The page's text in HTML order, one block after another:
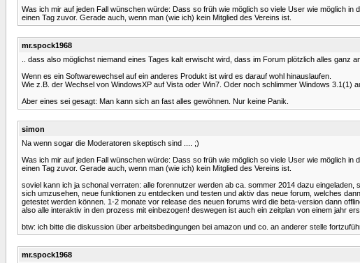
Was ich mir auf jeden Fall wünschen würde: Dass so früh wie möglich so viele User wie möglich
einen Tag zuvor. Gerade auch, wenn man (wie ich) kein Mitglied des Vereins ist.
mr.spock1968
.. dass also möglichst niemand eines Tages kalt erwischt wird, dass im Forum plötzlich alles ganz
Wenn es ein Softwarewechsel auf ein anderes Produkt ist wird es darauf wohl hinauslaufen.
Wie z.B. der Wechsel von WindowsXP auf Vista oder Win7. Oder noch schlimmer Windows 3.1(1)
Aber eines sei gesagt: Man kann sich an fast alles gewöhnen. Nur keine Panik.
simon
Na wenn sogar die Moderatoren skeptisch sind .... ;)
Was ich mir auf jeden Fall wünschen würde: Dass so früh wie möglich so viele User wie möglich
einen Tag zuvor. Gerade auch, wenn man (wie ich) kein Mitglied des Vereins ist.
soviel kann ich ja schonal verraten: alle forennutzer werden ab ca. sommer 2014 dazu
sich umzusehen, neue funktionen zu entdecken und testen und aktiv das neue forum, welches
getestet werden können. 1-2 monate vor release des neuen forums wird die beta-version dann
also alle interaktiv in den prozess mit einbezogen! deswegen ist auch ein zeitplan von einem jahr
btw: ich bitte die diskussion über arbeitsbedingungen bei amazon und co. an anderer stelle
mr.spock1968